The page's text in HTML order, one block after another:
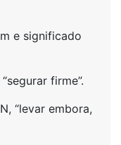
e significado
firme”.
“levar embora,